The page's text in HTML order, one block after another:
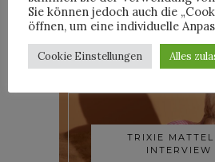
INTERVIEWS
TRIXIE
INTERVIEW
Sie können jedoch auch die
öffnen, um eine individuelle
Cookie Einstellungen Alles